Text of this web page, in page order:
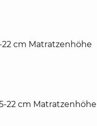
22 cm Matratzenhöhe
22 cm Matratzenhöhe